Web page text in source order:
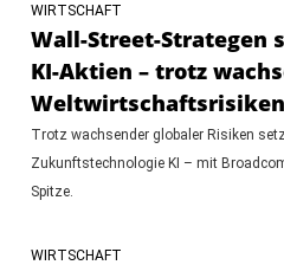
WIRTSCHAFT
Wall-Street-Strategen
KI-Aktien – trotz
Weltwirtschaftsrisiken
Trotz wachsender globaler Risiken
Zukunftstechnologie KI – mit
Spitze.
WIRTSCHAFT